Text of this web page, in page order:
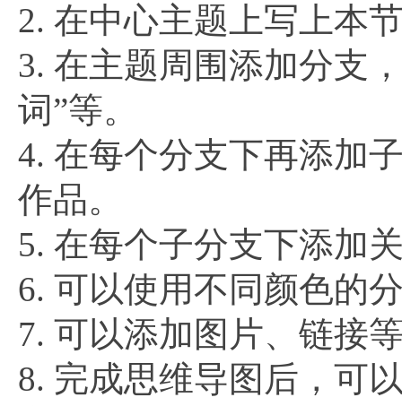
2. 在中心主题上写上本
3. 在主题周围添加分支
词”等。
4. 在每个分支下再添加
作品。
5. 在每个子分支下添加
6. 可以使用不同颜色的
7. 可以添加图片、链接
8. 完成思维导图后，可